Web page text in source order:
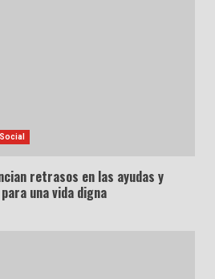
Social
retrasos en las ayudas y
una vida digna